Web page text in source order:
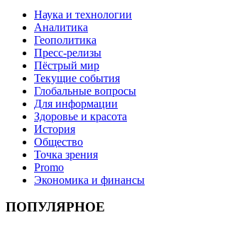
Наука и технологии
Аналитика
Геополитика
Пресс-релизы
Пёстрый мир
Текущие события
Глобальные вопросы
Для информации
Здоровье и красота
История
Общество
Точка зрения
Promo
Экономика и финансы
ПОПУЛЯРНОЕ